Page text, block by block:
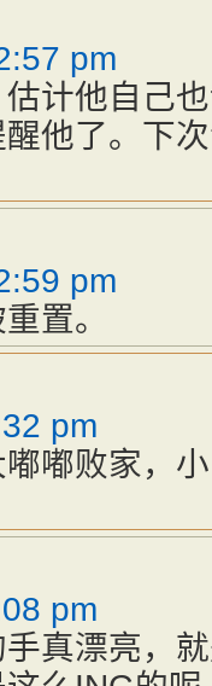
pm
计他自己
他了。下
pm
置。
pm
嘟败家，
pm
真漂亮，